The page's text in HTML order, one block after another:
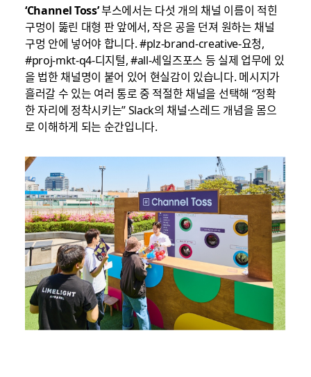
‘Channel Toss’부스에서는 다섯 개의 채널 이름이 적힌
구멍이 뚫린 대형 판 앞에서, 작은 공을 던져 원하는 채널
구멍 안에 넣어야 합니다. #plz-brand-creative-요청,
#proj-mkt-q4-디지털, #all-세일즈포스 등 실제 업무에 있
을 법한 채널명이 붙어 있어 현실감이 있습니다. 메시지가
흘러갈 수 있는 여러 통로 중 적절한 채널을 선택해 “정확
한 자리에 정착시키는” Slack의 채널·스레드 개념을 몸으
로 이해하게 되는 순간입니다.